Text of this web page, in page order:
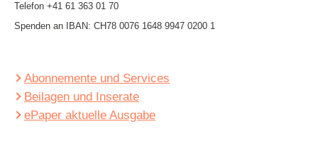
Telefon +41 61 363 01 70
Spenden an IBAN: CH78 0076 1648 9947 0200 1
Abonnemente und Services
Beilagen und Inserate
ePaper aktuelle Ausgabe